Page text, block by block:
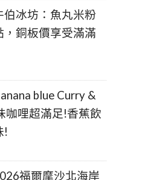
伯冰坊：魚丸米粉
銅板價享受滿滿
blue Curry &
咖哩超滿足!香蕉飲
!
福爾摩沙北海岸